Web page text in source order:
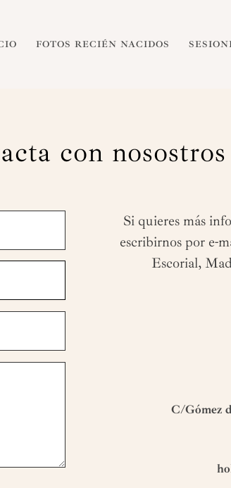
FOTOS RECIÉN NACIDOS
con nosostros
Si quieres más
escribirnos por e-
Escorial,
C/Gómez